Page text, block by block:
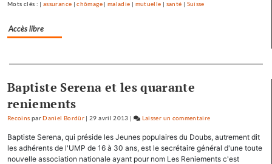
Mots clés : |assurance |chômage|maladie | mutuelle | santé | Suisse
Accès libre
Baptiste Serena et les quarante
reniements
Recoins parDaniel Bordür |29 avril 2013 | Laisser un commentaire
Hollande
se
Baptiste Serena, qui préside les Jeunes populaires du Doubs, autrement dit
les adhérents de l'UMP de 16 à 30 ans, est le secrétaire général d'une toute
nouvelle association nationale ayant pour nom Les Reniements c'est